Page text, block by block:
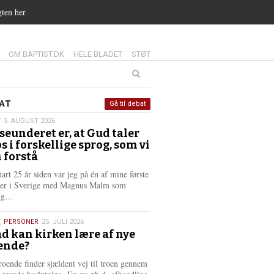
her
14.0:
OM BAPTIST.DK 15.0:
HELE BLADET 16.0:
STØT
5. AUGUST 2026
er, at Gud taler
i forskellige sprog, som vi
forstå
25 år siden var jeg på én af mine første
i Sverige med Magnus Malm som
s
m
e
r
e
, PERSONER 25. JULI 2026
kan kirken lære af nye
finder sjældent vej til troen gennem
Gå til debat